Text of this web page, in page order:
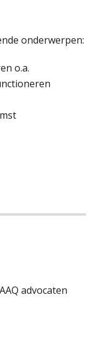
onderwerpen:
o.a.
advocaten